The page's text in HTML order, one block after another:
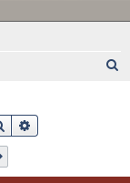
Rechercher